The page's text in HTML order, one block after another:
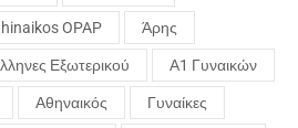
OPAP Άρης
Εξωτερικού Α1 Γυναικών
Αθηναικός Γυναίκες